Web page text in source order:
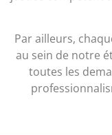
Par ailleurs,
au sein de notre
toutes les